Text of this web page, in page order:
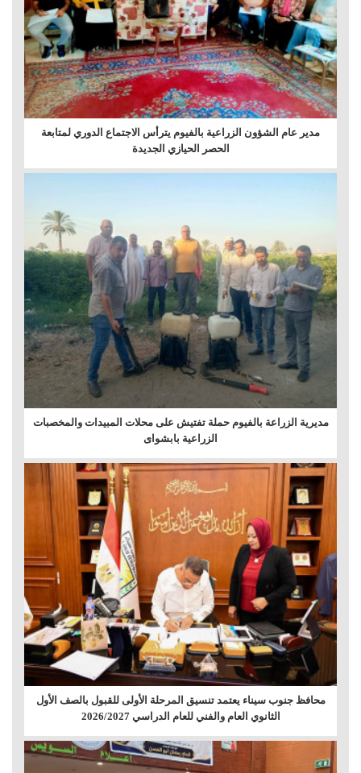
مدير عام الشؤون الزراعية بالفيوم يترأس الاجتماع الدوري لمتابعة
الحصر الحيازي الجديدة
مديرية الزراعة بالفيوم حملة تفتيش على محلات المبيدات والمخصبات
الزراعية بابشواى
محافظ جنوب سيناء يعتمد تنسيق المرحلة الأولى للقبول بالصف الأول
الثانوي العام والفني للعام الدراسي 2026/2027